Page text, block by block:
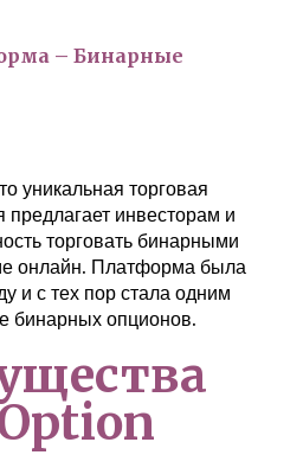
– Бинарные
торговая
инвесторам и
торговать бинарными
онлайн. Платформа была
и с тех пор стала одним
бинарных опционов.